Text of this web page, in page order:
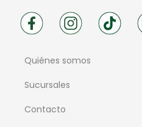
Quiénes somos
Sucursales
Contacto